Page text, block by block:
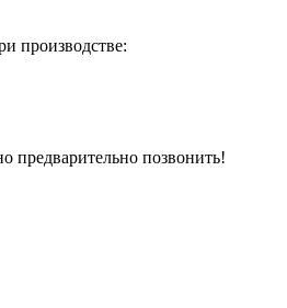
производстве:
предварительно позвонить!